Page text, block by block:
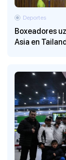
Boxeadores
Asia en
Deportes